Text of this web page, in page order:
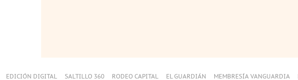
EDICIÓN DIGITAL SALTILLO 360 RODEO CAPITAL EL GUARDIÁN MEMBRESÍA VANGUARDIA